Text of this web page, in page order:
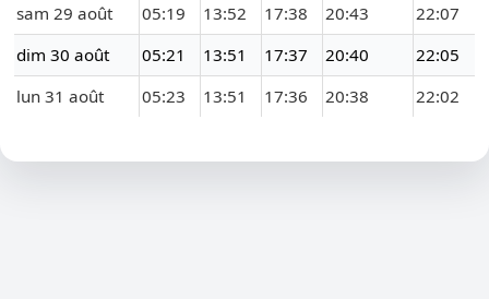
sam 29 août
05:19 13:52 17:38 20:43
22:07
dim 30 août
05:21 13:51 17:37 20:40
22:05
lun 31 août
05:23 13:51 17:36 20:38 22:02